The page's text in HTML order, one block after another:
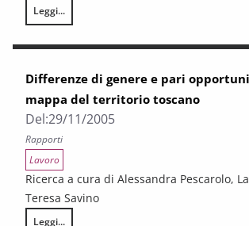
Leggi...
Donne e STEM in Toscana: come cambiano le
Differenze di genere e pari
mappa del territorio toscano
Del:29/11/2005
Rapporti
Lavoro
Ricerca a cura di Alessandra Pescarolo,
Teresa Savino
Leggi...